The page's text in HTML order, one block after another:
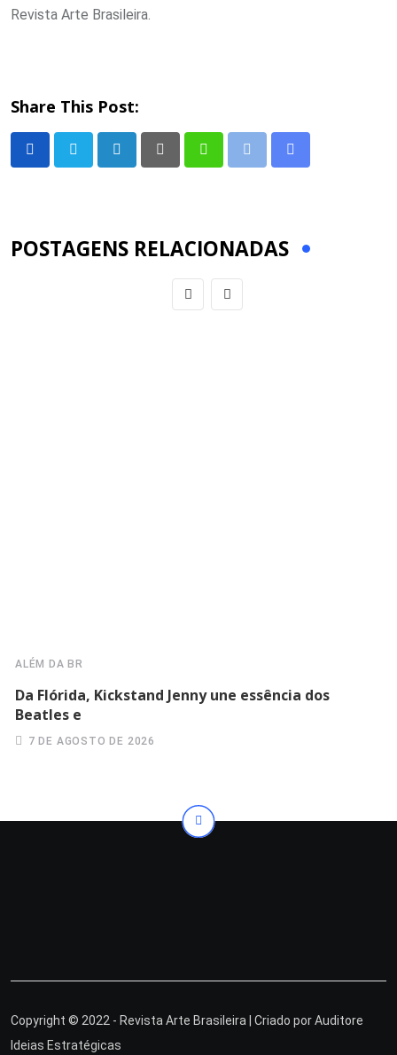
Revista Arte Brasileira.
Share This Post:
LinkedIn PinterestWhatsappPrint
Share
POSTAGENS RELACIONADAS
ALÉM DA BR
Da Flórida, Kickstand Jenny une essência dos
Beatles e
7 DE AGOSTO DE 2026
Copyright © 2022 - Revista Arte Brasileira | Criado porAuditore
Ideias Estratégicas